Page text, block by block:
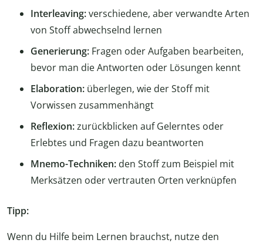
Interleaving:verschiedene, aber verwandte Arten
von Stoff abwechselnd lernen
Generierung: Fragen oder Aufgaben bearbeiten,
bevor man die Antworten oder Lösungen kennt
Elaboration: überlegen, wie der Stoff mit
Vorwissen zusammenhängt
Reflexion:zurückblicken auf Gelerntes oder
Erlebtes und Fragen dazu beantworten
Mnemo-Techniken: den Stoff zum Beispiel mit
Merksätzen oder vertrauten Orten verknüpfen
Tipp:
Wenn du Hilfe beim Lernen brauchst, nutze den